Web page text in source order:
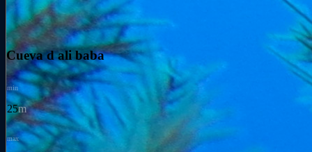
Cueva d ali baba
min
25m
max